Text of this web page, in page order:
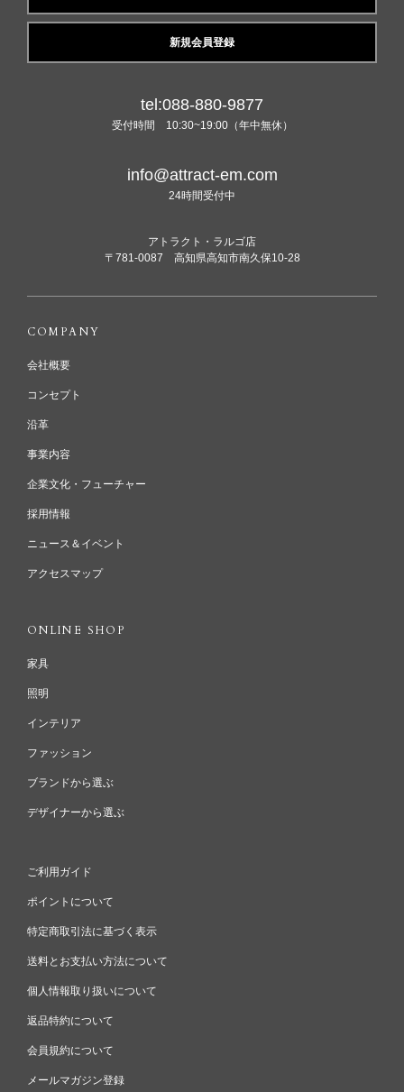
新規会員登録
tel:088-880-9877
受付時間 10:30~19:00（年中無休）
info@attract-em.com
24時間受付中
アトラクト・ラルゴ店
〒781-0087 高知県高知市南久保10-28
COMPANY
会社概要
コンセプト
沿革
事業内容
企業文化・フューチャー
採用情報
ニュース＆イベント
アクセスマップ
ONLINE SHOP
家具
照明
インテリア
ファッション
ブランドから選ぶ
デザイナーから選ぶ
ご利用ガイド
ポイントについて
特定商取引法に基づく表示
送料とお支払い方法について
個人情報取り扱いについて
返品特約について
会員規約について
メールマガジン登録